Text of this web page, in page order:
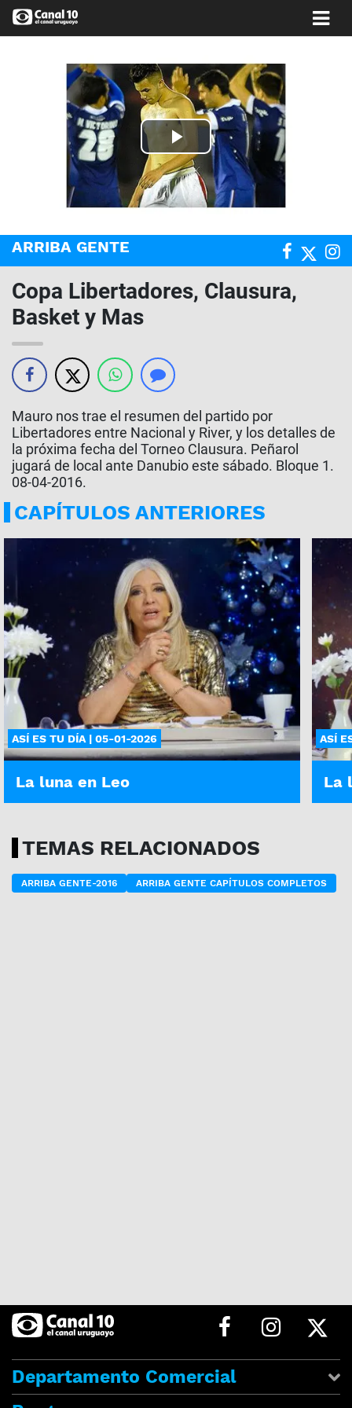
Play
Video
ARRIBA GENTE
Copa Libertadores, Clausura,
Basket y Mas
Mauro nos trae el resumen del partido por
Libertadores entre Nacional y River, y los detalles de
la próxima fecha del Torneo Clausura. Peñarol
jugará de local ante Danubio este sábado. Bloque 1.
08-04-2016.
CAPÍTULOS ANTERIORES
ASÍ ES TU DÍA | 05-01-2026
La luna en Leo
ASÍ
La
TEMAS RELACIONADOS
ARRIBA GENTE-2016 ARRIBA GENTE CAPÍTULOS COMPLETOS
Departamento Comercial